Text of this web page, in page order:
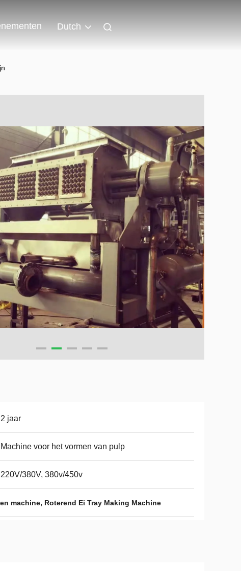
Dutch
2 jaar
Machine voor het vormen van pulp
220V/380V, 380v/450v
machine, Roterend Ei Tray Making Machine